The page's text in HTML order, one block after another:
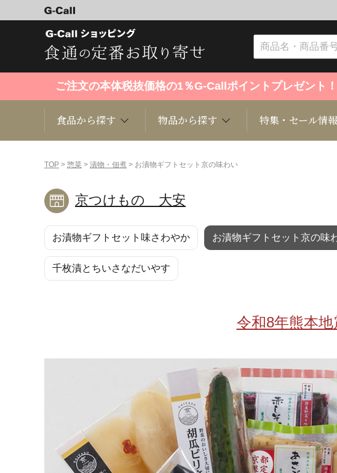
ご注文の本体税抜価格の1％G-Callポイントプレゼント
食品から探す
くだもの
洋菓子 和菓子
お酒
旬の食材
産地検索
物品から探す
趣味・雑貨
キッチン用品 ファッション
家電
ペット関連
特集・セール情報
TOP > 惣菜 > 漬物・佃煮 > お漬物ギフトセット京の味わい
京つけもの 大安
お漬物ギフトセット味さわやか お漬物ギフトセット京の味
千枚漬とちいさなだいやす
令和8年熊本